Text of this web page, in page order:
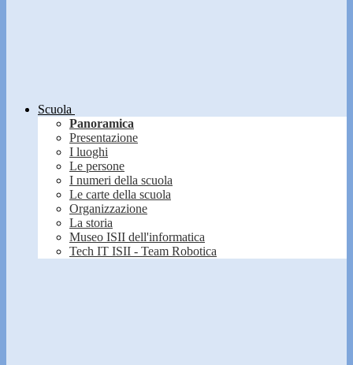
Scuola
Panoramica
Presentazione
I luoghi
Le persone
I numeri della scuola
Le carte della scuola
Organizzazione
La storia
Museo ISII dell'informatica
Tech IT ISII - Team Robotica